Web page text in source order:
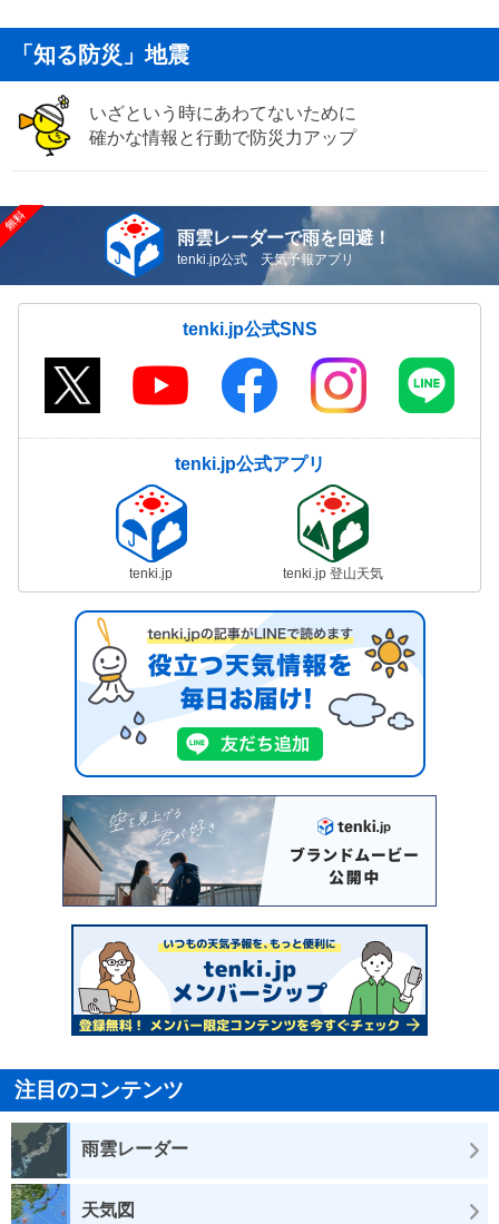
「知る防災」地震
いざという時にあわてないために
確かな情報と行動で防災力アップ
雨雲レーダーで雨を回避！
tenki.jp公式 天気予報アプリ
tenki.jp公式SNS
tenki.jp公式アプリ
tenki.jp tenki.jp 登山天気
注目のコンテンツ
雨雲レーダー
天気図